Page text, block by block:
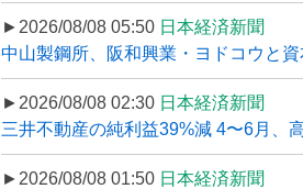
►2026/08/08 05:50 日本経済新聞
中山製鋼所、阪和興業・ヨドコウと
►2026/08/08 02:30 日本経済新聞
三井不動産の純利益39%減 4〜6月、
►2026/08/08 01:50 日本経済新聞